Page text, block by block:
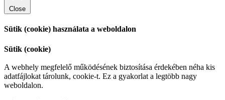
Close
Sütik (cookie) használata a weboldalon
Sütik (cookie)
A webhely megfelelő működésének biztosítása érdekében néha kis
adatfájlokat tárolunk, cookie-t. Ez a gyakorlat a legtöbb nagy
weboldalon.